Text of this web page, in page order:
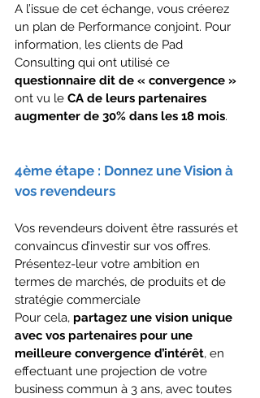
A l’issue de cet échange, vous créerez
un plan de Performance conjoint. Pour
information, les clients de Pad
Consulting qui ont utilisé ce
questionnaire dit de « convergence »
ont vu le CA de leurs partenaires
augmenter de 30% dans les 18 mois.
4ème étape : Donnez une Vision à
vos revendeurs
Vos revendeurs doivent être rassurés et
convaincus d’investir sur vos offres.
Présentez-leur votre ambition en
termes de marchés, de produits et de
stratégie commerciale
Pour cela, partagez une vision unique
avec vos partenaires pour une
meilleure convergence d’intérêt, en
effectuant une projection de votre
business commun à 3 ans, avec toutes